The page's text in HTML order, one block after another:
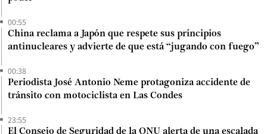
00:55
China reclama a Japón que respete sus principios
antinucleares y advierte de que está “jugando con fuego”
00:38
Periodista José Antonio Neme protagoniza accidente de
tránsito con motociclista en Las Condes
23:55
El Consejo de Seguridad de la ONU alerta de una escalada